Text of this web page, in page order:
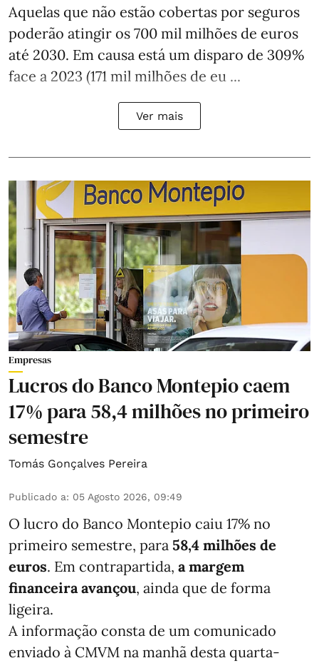
Aquelas que não estão cobertas por seguros
poderão atingir os 700 mil milhões de euros
até 2030. Em causa está um disparo de 309%
face a 2023 (171 mil milhões de eu ...
Ver mais
Empresas
Lucros do Banco Montepio caem
17% para 58,4 milhões no primeiro
semestre
Tomás Gonçalves Pereira
Publicado a: 05 Agosto 2026, 09:49
O lucro do Banco Montepio caiu 17% no
primeiro semestre, para 58,4 milhões de
euros. Em contrapartida, a margem
financeira avançou, ainda que de forma
ligeira.
A informação consta de um comunicado
enviado à CMVM na manhã desta quarta-